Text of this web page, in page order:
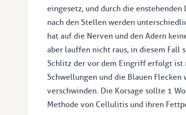
eingesetz, und durch die
nach den Stellen werden
hat auf die Nerven und den Adern
aber lauffen nicht raus, in diesem Fall
Schlitz der vor dem Eingriff erfolgt ist
Schwellungen und die Blauen
verschwinden. Die Korsage sollte 1
Methode von Cellulitis und ihren